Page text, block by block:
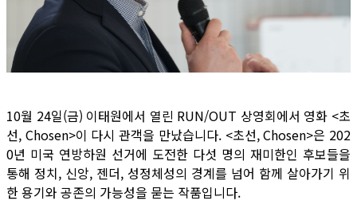
10월 24일(금) 이태원에서 열린 RUN/OUT 상영회에서 영화 <초
선, Chosen>이 다시 관객을 만났습니다. <초선, Chosen>은 202
0년 미국 연방하원 선거에 도전한 다섯 명의 재미한인 후보들을
통해 정치, 신앙, 젠더, 성정체성의 경계를 넘어 함께 살아가기 위
한 용기와 공존의 가능성을 묻는 작품입니다.